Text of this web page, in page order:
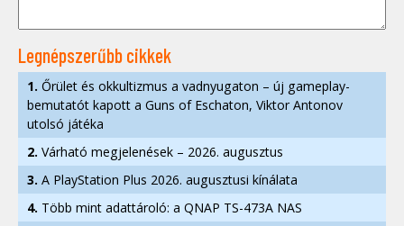
Legnépszerűbb cikkek
1. Őrület és okkultizmus a vadnyugaton – új gameplay-
bemutatót kapott a Guns of Eschaton, Viktor Antonov
utolsó játéka
2. Várható megjelenések – 2026. augusztus
3. A PlayStation Plus 2026. augusztusi kínálata
4. Több mint adattároló: a QNAP TS-473A NAS